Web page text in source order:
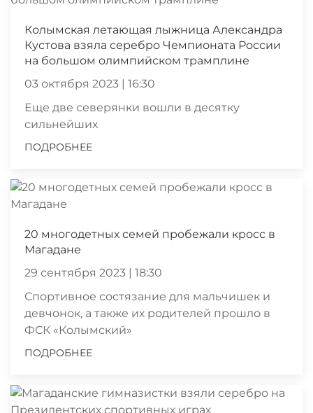
Колымская летающая лыжница Александра
Кустова взяла серебро Чемпионата России
на большом олимпийском трамплине
03 октября 2023 | 16:30
Еще две северянки вошли в десятку
сильнейших
ПОДРОБНЕЕ
20 многодетных семей пробежали кросс в
Магадане
29 сентября 2023 | 18:30
Спортивное состязание для мальчишек и
девчонок, а также их родителей прошло в
ФСК «Колымский»
ПОДРОБНЕЕ